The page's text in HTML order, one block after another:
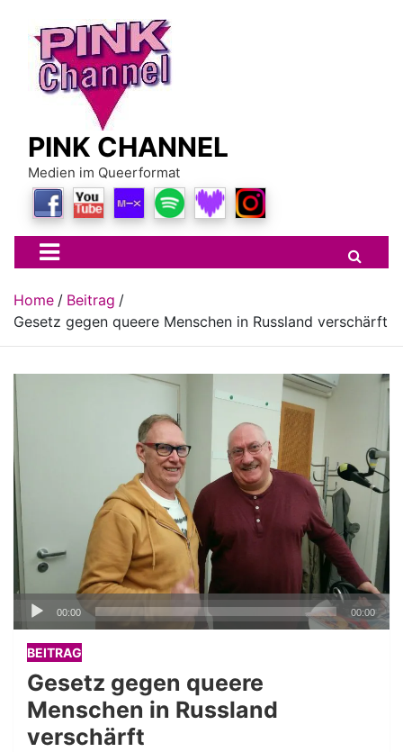
content
PINK CHANNEL
Medien im Queerformat
Home
Beitrag
Gesetz gegen queere Menschen in Russland verschärft
Audio-
Player
00:00 00:00
BEITRAG
Gesetz gegen queere
Menschen in Russland
verschärft